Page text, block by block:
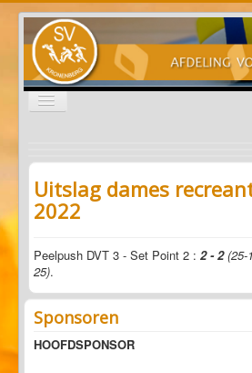
Schakelen
navigatie
Programma's
Informatie
Sponsoren
Start Uitslag dames
Uitslag dames
2022
Peelpush DVT 3 - Set Point 2 : 2 - 2(25-
25).
Sponsoren
HOOFDSPONSOR